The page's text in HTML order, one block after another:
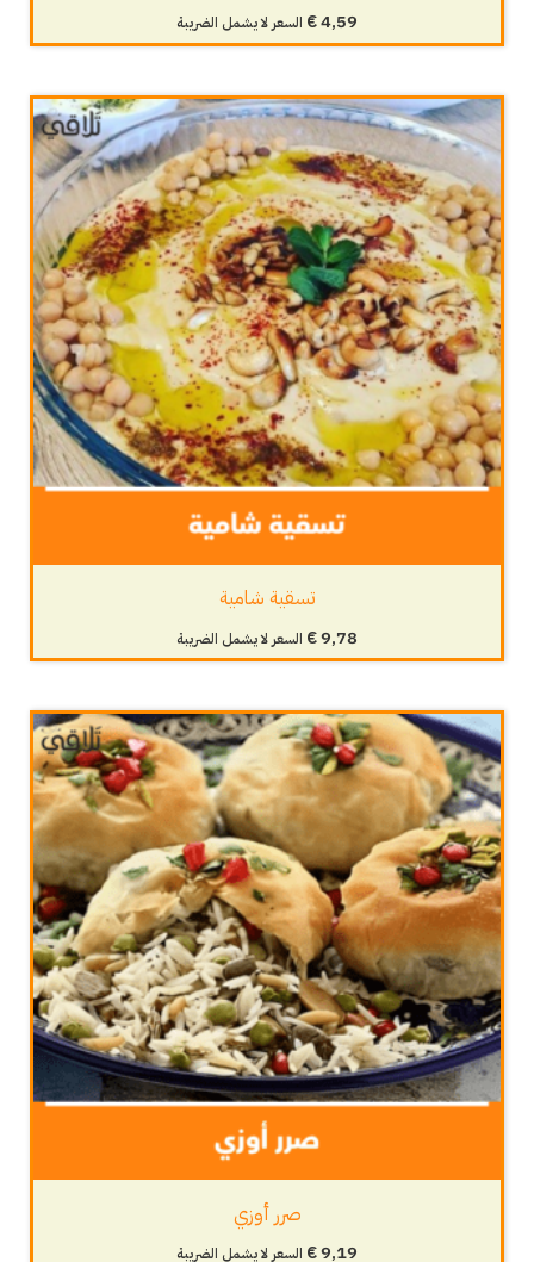
€4,59 السعر لا يشمل الضريبة
تسقية شامية
€9,78 السعر لا يشمل الضريبة
صرر أوزي
€9,19 السعر لا يشمل الضريبة